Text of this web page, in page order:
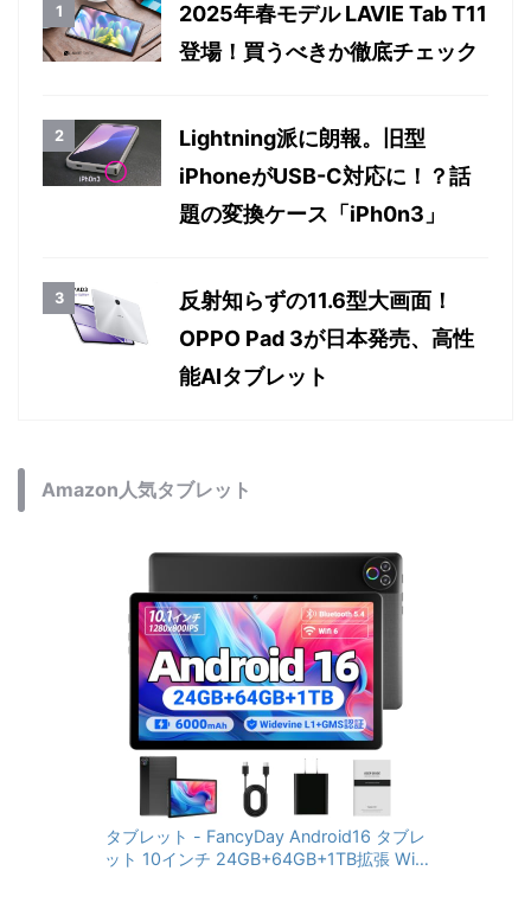
2025年春モデル LAVIE Tab T11
登場！買うべきか徹底チェック
Lightning派に朗報。旧型
iPhoneがUSB-C対応に！？話
題の変換ケース「iPh0n3」
反射知らずの11.6型大画面！
OPPO Pad 3が日本発売、高性
能AIタブレット
Amazon人気タブレット
タブレット - FancyDay Android16 タブレ
ット 10インチ 24GB+64GB+1TB拡張 WiFi